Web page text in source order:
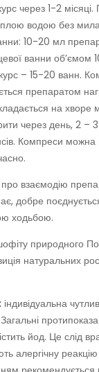
через 1-2 місяці.
водою без
10-20 мл
ванни об’ємом
– 15-20 ванн.
препаратом
на хворе
через день, 2 –
Компреси
взаємодію
добре
ходьбою.
природного
натуральних
індивідуальна
йод. Це слід
алергічну